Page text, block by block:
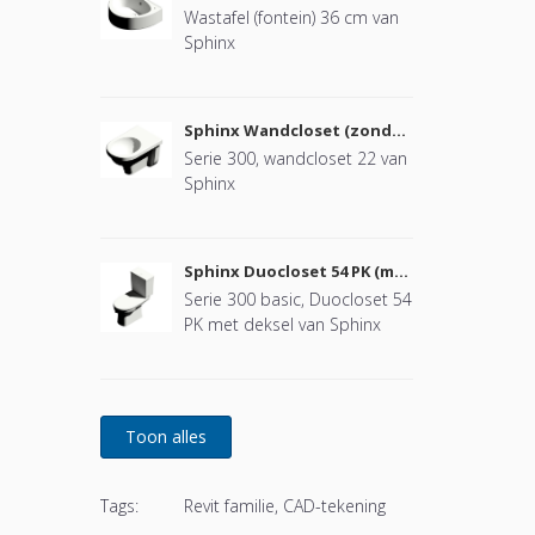
Wastafel (fontein) 36 cm van
Sphinx
Sphinx Wandcloset (zonder
deksel)
Serie 300, wandcloset 22 van
Sphinx
Sphinx Duocloset 54 PK (met
deksel)
Serie 300 basic, Duocloset 54
PK met deksel van Sphinx
Tags: Revit familie, CAD-tekening